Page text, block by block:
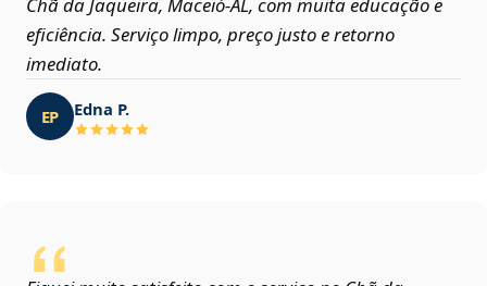
Chã da Jaqueira, Maceió‑AL, com muita educação e
eficiência. Serviço limpo, preço justo e retorno
imediato.
EP Edna P.